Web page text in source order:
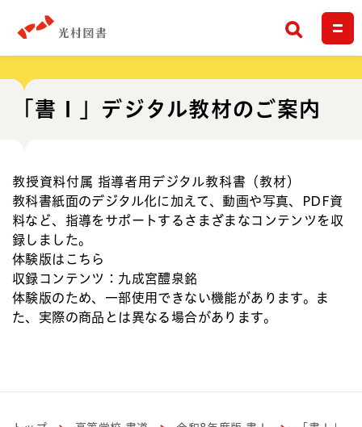
検索
「書Ⅰ」デジタル教材のご案内
教授資料付属 指導者用デジタル教科書（教材）
教科書紙面のデジタル化に加えて、動画や写真、PDF資
料など、指導をサポートするさまざまなコンテンツを収
録しました。
体験版はこちら
収録コンテンツ：九成宮醴泉銘
体験版のため、一部使用できない機能があります。ま
た、実際の商品とは異なる場合があります。